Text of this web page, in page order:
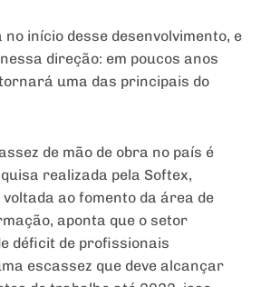
início desse desenvolvimento, e
direção: em poucos anos
uma das principais do
de mão de obra no país é
realizada pela Softex,
ao fomento da área de
aponta que o setor
déficit de profissionais
escassez que deve alcançar